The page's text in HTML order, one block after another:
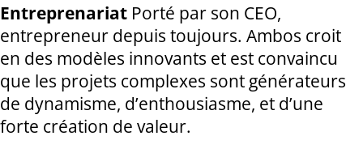
Entreprenariat Porté par son CEO,
entrepreneur depuis toujours. Ambos croit
en des modèles innovants et est convaincu
que les projets complexes sont générateurs
de dynamisme, d’enthousiasme, et d’une
forte création de valeur.